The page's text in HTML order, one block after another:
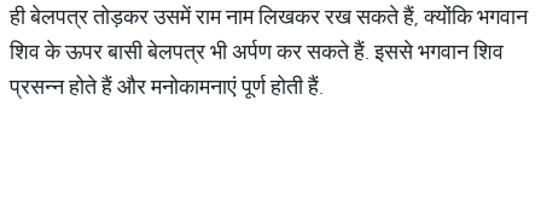
ही बेलपत्र तोड़कर उसमें राम नाम लिखकर रख सकते हैं, क्योंकि भगवान
शिव के ऊपर बासी बेलपत्र भी अर्पण कर सकते हैं. इससे भगवान शिव
प्रसन्न होते हैं और मनोकामनाएं पूर्ण होती हैं.